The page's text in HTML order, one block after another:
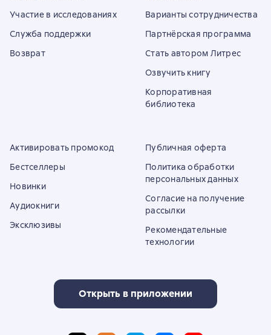
Участие в исследованиях
Служба поддержки
Возврат
Варианты сотрудничества
Партнёрская программа
Стать автором Литрес
Озвучить книгу
Корпоративная
библиотека
Активировать промокод
Бестселлеры
Новинки
Аудиокниги
Эксклюзивы
Публичная оферта
Политика обработки
персональных данных
Согласие на получение
рассылки
Рекомендательные
технологии
Открыть в приложении